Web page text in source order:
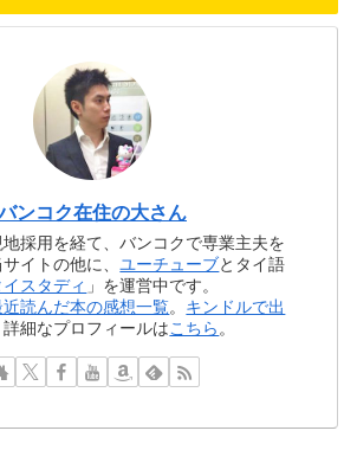
ンコク在住の大さん
採用を経て、バンコクで専業主夫を
サイトの他に、ユーチューブとタイ語
イスタディ 」を運営中です。
近読んだ本の感想一覧。 キンドルで出
詳細なプロフィールはこちら。